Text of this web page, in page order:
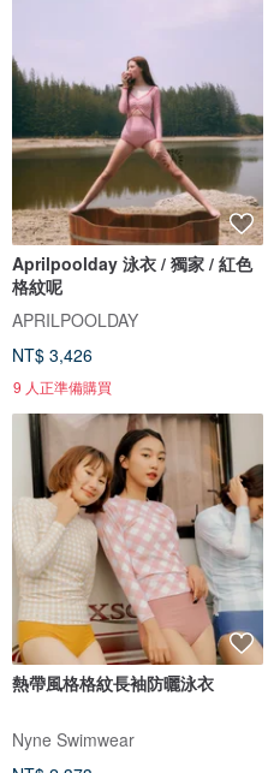
Aprilpoolday 泳衣 / 獨家 / 紅色
格紋呢
APRILPOOLDAY
NT$ 3,426
9 人正準備購買
熱帶風格格紋長袖防曬泳衣
Nyne Swimwear